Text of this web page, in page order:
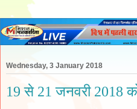
Wednesday, 3 January 2018
19 से 21 जनवरी 2018